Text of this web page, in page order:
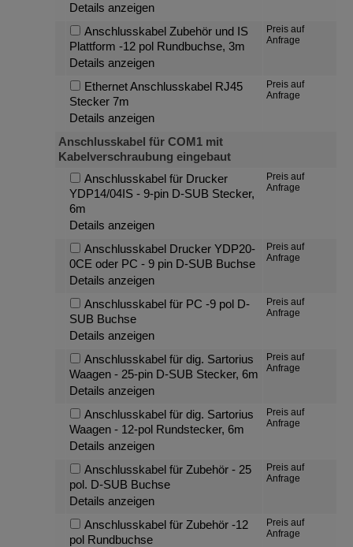
Details anzeigen
Anschlusskabel Zubehör und IS
Plattform -12 pol Rundbuchse, 3m
Details anzeigen
Preis auf
Anfrage
Ethernet Anschlusskabel RJ45
Stecker 7m
Details anzeigen
Preis auf
Anfrage
Anschlusskabel für COM1 mit
Kabelverschraubung eingebaut
Anschlusskabel für Drucker
YDP14/04IS - 9-pin D-SUB Stecker,
6m
Details anzeigen
Preis auf
Anfrage
Anschlusskabel Drucker YDP20-
0CE oder PC - 9 pin D-SUB Buchse
Details anzeigen
Preis auf
Anfrage
Anschlusskabel für PC -9 pol D-
SUB Buchse
Details anzeigen
Preis auf
Anfrage
Anschlusskabel für dig. Sartorius
Waagen - 25-pin D-SUB Stecker, 6m
Details anzeigen
Preis auf
Anfrage
Anschlusskabel für dig. Sartorius
Waagen - 12-pol Rundstecker, 6m
Details anzeigen
Preis auf
Anfrage
Anschlusskabel für Zubehör - 25
pol. D-SUB Buchse
Details anzeigen
Preis auf
Anfrage
Anschlusskabel für Zubehör -12
pol Rundbuchse
Preis auf
Anfrage